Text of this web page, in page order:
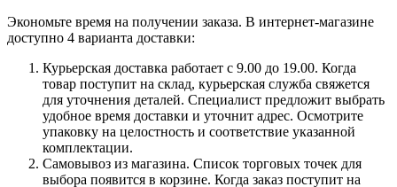
Экономьте время на получении заказа. В интернет-магазине
доступно 4 варианта доставки:
Курьерская доставка работает с 9.00 до 19.00. Когда
товар поступит на склад, курьерская служба свяжется
для уточнения деталей. Специалист предложит выбрать
удобное время доставки и уточнит адрес. Осмотрите
упаковку на целостность и соответствие указанной
комплектации.
Самовывоз из магазина. Список торговых точек для
выбора появится в корзине. Когда заказ поступит на